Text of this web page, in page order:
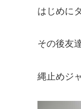
はじめに
その後友
縄止めジ